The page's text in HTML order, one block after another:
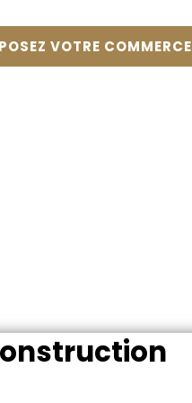
VOTRE COMMERCE